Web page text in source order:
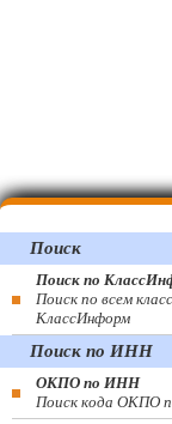
Поиск
Поиск по
Поиск по всем
КлассИнформ
Поиск по ИНН
ОКПО по ИНН
Поиск кода ОКПО